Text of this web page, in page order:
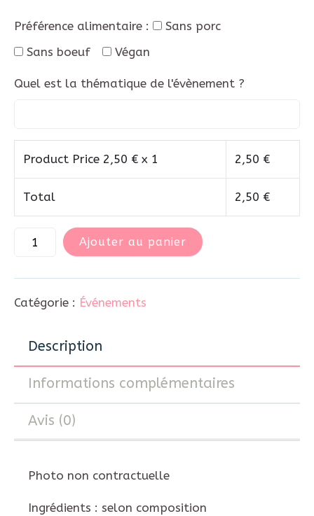
Préférence alimentaire :
Sans porc
Sans boeuf
Végan
Quel est la thématique de l'évènement ?
Product Price 2,50 € x 1 2,50 €
Total 2,50 €
Ajouter au panier
Catégorie : Événements
Description
Informations complémentaires
Avis (0)
Photo non contractuelle
Ingrédients : selon composition